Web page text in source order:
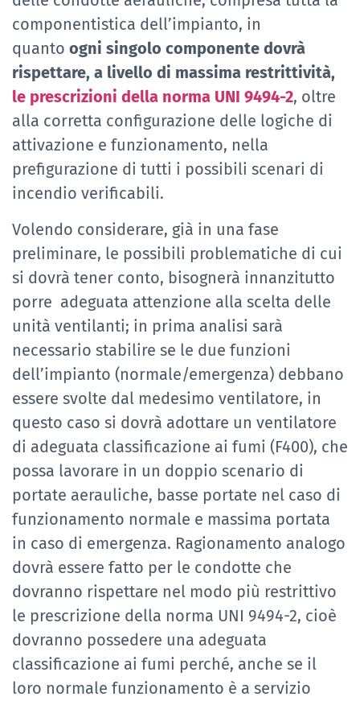
componentistica dell’impianto, in
quanto ogni singolo componente dovrà
rispettare, a livello di massima restrittività,
le prescrizioni della norma UNI 9494-2, oltre
alla corretta configurazione delle logiche di
attivazione e funzionamento, nella
prefigurazione di tutti i possibili scenari di
incendio verificabili.
Volendo considerare, già in una fase
preliminare, le possibili problematiche di cui
si dovrà tener conto, bisognerà innanzitutto
porre adeguata attenzione alla scelta delle
unità ventilanti; in prima analisi sarà
necessario stabilire se le due funzioni
dell’impianto (normale/emergenza) debbano
essere svolte dal medesimo ventilatore, in
questo caso si dovrà adottare un ventilatore
di adeguata classificazione ai fumi (F400), che
possa lavorare in un doppio scenario di
portate aerauliche, basse portate nel caso di
funzionamento normale e massima portata
in caso di emergenza. Ragionamento analogo
dovrà essere fatto per le condotte che
dovranno rispettare nel modo più restrittivo
le prescrizione della norma UNI 9494-2, cioè
dovranno possedere una adeguata
classificazione ai fumi perché, anche se il
loro normale funzionamento è a servizio